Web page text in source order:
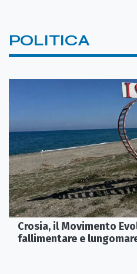
POLITICA
Crosia, il Movimento
fallimentare e